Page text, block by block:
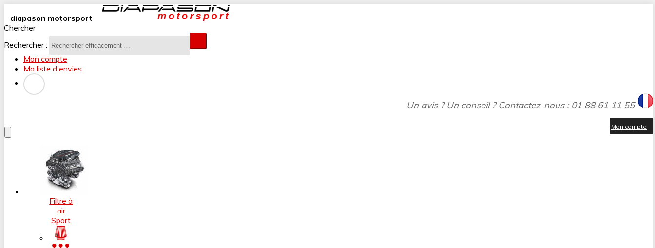
diapason motorsport
Chercher
Rechercher :
Mon compte
Ma liste d'envies
Un avis ? Un conseil ? Contactez-nous : 01 88 61 11 55
Filtre à
air
Sport
Mon compte